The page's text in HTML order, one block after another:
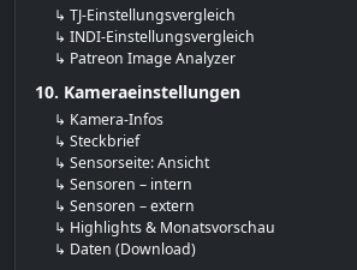
↳ TJ-Einstellungsvergleich
↳ INDI-Einstellungsvergleich
↳ Patreon Image Analyzer
10. Kameraeinstellungen
↳ Kamera-Infos
↳ Steckbrief
↳ Sensorseite: Ansicht
↳ Sensoren – intern
↳ Sensoren – extern
↳ Highlights & Monatsvorschau
↳ Daten (Download)